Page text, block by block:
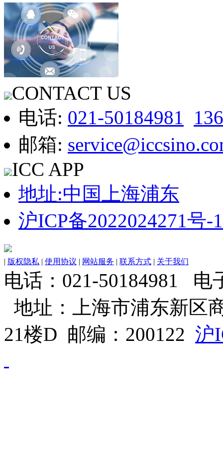
CONTACT US
电话: 021-50184981
邮箱:
ICC APP
地址:中国上海浦东
沪ICP备2022024271号-1
| 版权隐私 | 使用协议 | 网站服务 | 联系方式 | 关于我们
电话：021-50184981 电
地址：上海市浦东新区
21楼D 邮编：200122 沪